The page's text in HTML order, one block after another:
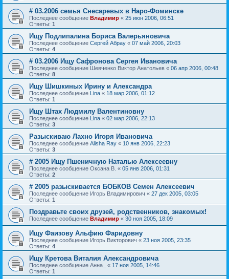
# 03.2006 семья Снесаревых в Наро-Фоминске
Последнее сообщение Владимир « 25 июн 2006, 06:51
Ответы: 1
Ищу Подлипалина Бориса Валерьяновича
Последнее сообщение Сергей Абрау « 07 май 2006, 20:03
Ответы: 4
# 03.2006 Ищу Сафронова Сергея Ивановича
Последнее сообщение Шевченко Виктор Анатольев « 06 апр 2006, 00:48
Ответы: 8
Ищу Шишкиных Ирину и Александра
Последнее сообщение Lina « 18 мар 2006, 01:12
Ответы: 1
Ищу Штах Людмилу Валентиновну
Последнее сообщение Lina « 02 мар 2006, 22:13
Ответы: 3
Разыскиваю Лахно Игоря Ивановича
Последнее сообщение Alisha Ray « 10 янв 2006, 22:23
Ответы: 3
# 2005 Ищу Пшеничную Наталью Алексеевну
Последнее сообщение Оксана В. « 05 янв 2006, 01:31
Ответы: 2
# 2005 разыскиваетcя БОБКОВ Семен Алексеевич
Последнее сообщение Игорь Владимирович « 27 дек 2005, 03:05
Ответы: 1
Поздравьте своих друзей, родственников, знакомых!
Последнее сообщение Владимир « 30 ноя 2005, 18:09
Ищу Фаизову Альфию Фаридовну
Последнее сообщение Игорь Викторович « 23 ноя 2005, 23:35
Ответы: 4
Ищу Кретова Виталия Александровича
Последнее сообщение Анна_ « 17 ноя 2005, 14:46
Ответы: 1